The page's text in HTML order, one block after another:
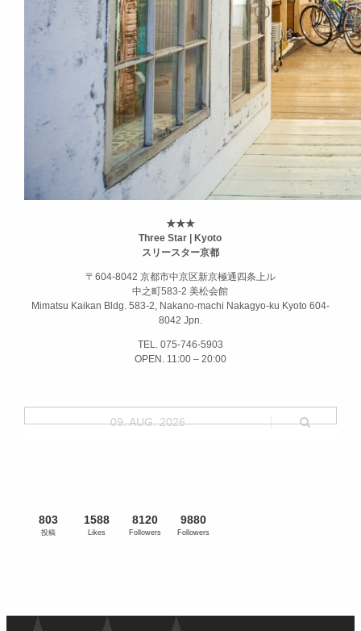
★★★
Three Star | Kyoto
スリースター京都
〒604-8042 京都市中京区新京極通四条上ル
中之町583-2 美松会館
Mimatsu Kaikan Bldg. 583-2, Nakano-machi Nakagyo-ku Kyoto 604-
8042 Jpn.
TEL. 075-746-5903
OPEN. 11:00 – 20:00
09. AUG. 2026
803
投稿
1588
Likes
8120
Followers
9880
Followers